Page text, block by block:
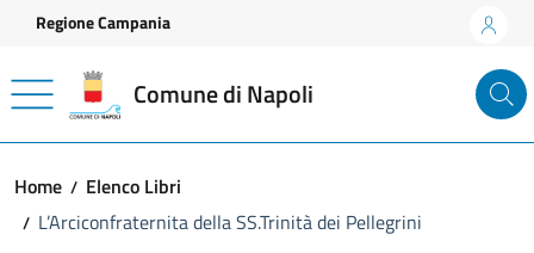
Vai ai contenuti
Vai al footer
Regione Campania
Comune di Napoli
Home
Elenco Libri
L’Arciconfraternita della SS.Trinità dei Pellegrini